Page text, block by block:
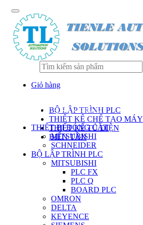
Giỏ hàng
BỘ LẬP TRÌNH PLC
THIẾT KẾ CHẾ TẠO MÁY
THIẾT KẾ TỦ ĐIỆN
BIẾN TẦN
DANH SÁCH SẢN PHẨM
THIẾT BỊ ĐÓNG CẮT
MITSUBISHI
SCHNEIDER
BỘ LẬP TRÌNH PLC
MITSUBISHI
PLC FX
PLC Q
BOARD PLC
OMRON
DELTA
KEYENCE